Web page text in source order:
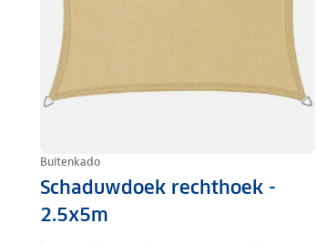
Buitenkado
Schaduwdoek rechthoek -
2.5x5m